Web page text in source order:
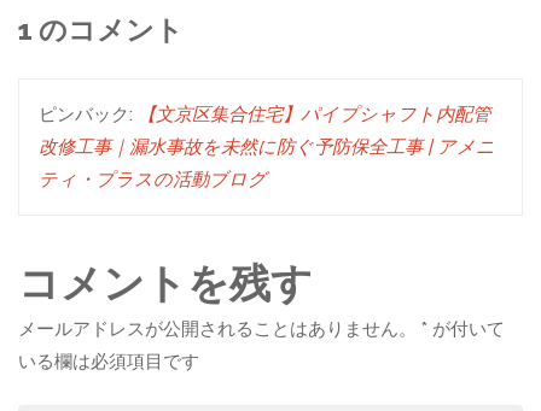
1 のコメント
ピンバック:
【文京区集合住宅】パイプシャフト内配管
改修工事｜漏水事故を未然に防ぐ予防保全工事 | アメニ
ティ・プラスの活動ブログ
コメントを残す
メールアドレスが公開されることはありません。 * が付いて
いる欄は必須項目です